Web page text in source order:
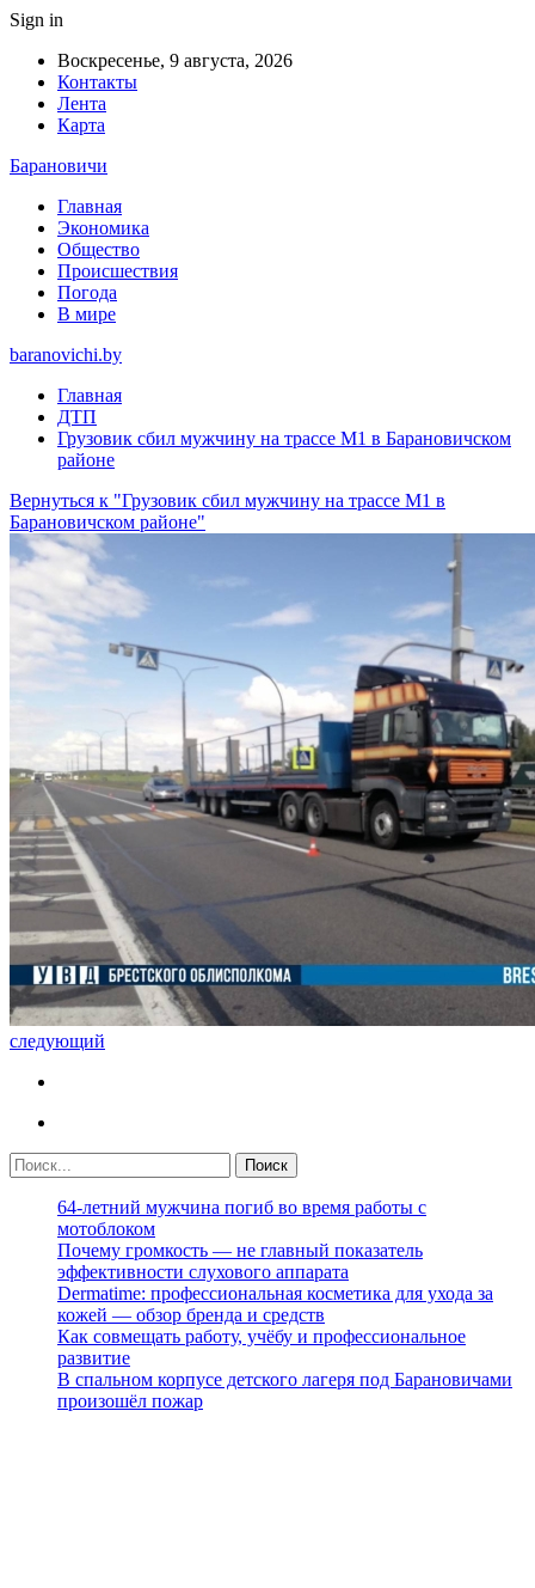
Sign in
Воскресенье, 9 августа, 2026
Контакты
Лента
Карта
Барановичи
Главная
Экономика
Общество
Происшествия
Погода
В мире
baranovichi.by
Главная
ДТП
Грузовик сбил мужчину на трассе М1 в Барановичском
районе
Вернуться к "Грузовик сбил мужчину на трассе М1 в
Барановичском районе"
следующий
64-летний мужчина погиб во время работы с
мотоблоком
Почему громкость — не главный показатель
эффективности слухового аппарата
Dermatime: профессиональная косметика для ухода за
кожей — обзор бренда и средств
Как совмещать работу, учёбу и профессиональное
развитие
В спальном корпусе детского лагеря под Барановичами
произошёл пожар